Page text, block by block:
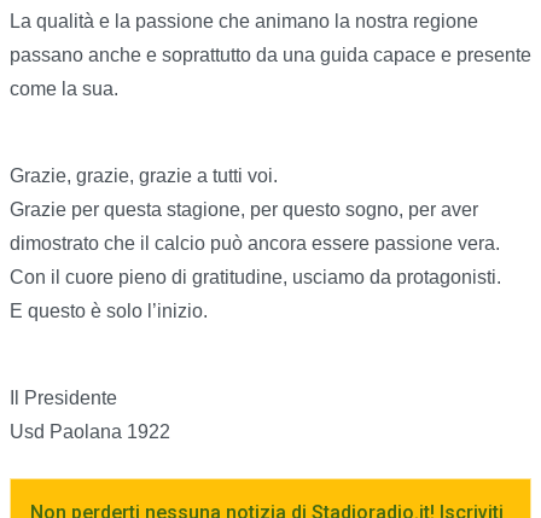
La qualità e la passione che animano la nostra regione
passano anche e soprattutto da una guida capace e presente
come la sua.
Grazie, grazie, grazie a tutti voi.
Grazie per questa stagione, per questo sogno, per aver
dimostrato che il calcio può ancora essere passione vera.
Con il cuore pieno di gratitudine, usciamo da protagonisti.
E questo è solo l’inizio.
Il Presidente
Usd Paolana 1922
Non perderti nessuna notizia di Stadioradio.it! Iscriviti